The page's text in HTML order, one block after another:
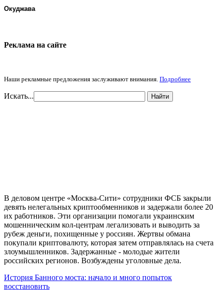
Окуджава
Реклама на cайте
Наши рекламные предложения заслуживают внимания. Подробнее
Искать... Найти
В деловом центре «Москва-Сити» сотрудники ФСБ закрыли
девять нелегальных криптообменников и задержали более 20
их работников. Эти организации помогали украинским
мошенническим кол-центрам легализовать и выводить за
рубеж деньги, похищенные у россиян. Жертвы обмана
покупали криптовалюту, которая затем отправлялась на счета
злоумышленников. Задержанные - молодые жители
российских регионов. Возбуждены уголовные дела.
История Банного моста: начало и много попыток
восстановить